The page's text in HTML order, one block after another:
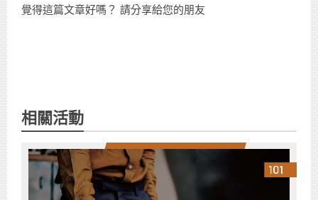
覺得這篇文章好嗎？ 請分享給您的朋友
相關活動